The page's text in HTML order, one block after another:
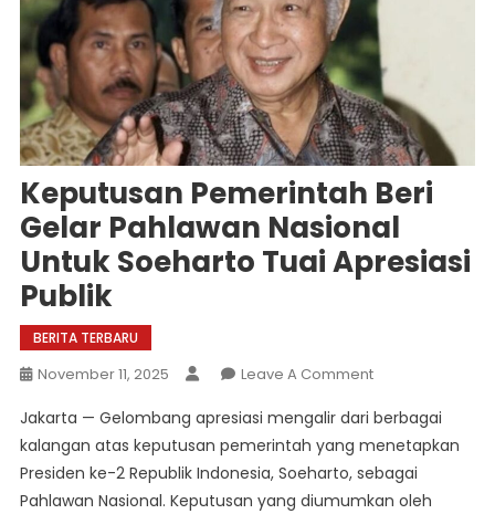
Keputusan Pemerintah Beri
Gelar Pahlawan Nasional
Untuk Soeharto Tuai Apresiasi
Publik
BERITA TERBARU
November 11, 2025 Leave A CommentOn
Pemerintah
Beri
Gelar
Pahlawan
Jakarta — Gelombang apresiasi mengalir dari berbagai
kalangan atas keputusan pemerintah yang menetapkan
Presiden ke-2 Republik Indonesia, Soeharto, sebagai
Pahlawan Nasional. Keputusan yang diumumkan oleh